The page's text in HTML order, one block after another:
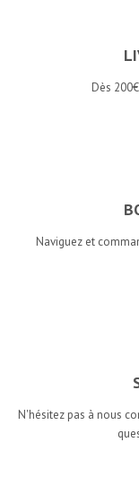
Dès
Naviguez et
N'hésitez pas à nous